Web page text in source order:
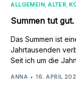
ALLGEMEIN,ALTER,
Summen tut gut.
Das Summen ist
Jahrtausenden
Seit ich um die
ANNA 16. APRIL